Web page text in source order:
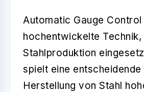
Automatic Gauge Control
hochentwickelte Technik,
Stahlproduktion
spielt eine
Herstellung von Stahl